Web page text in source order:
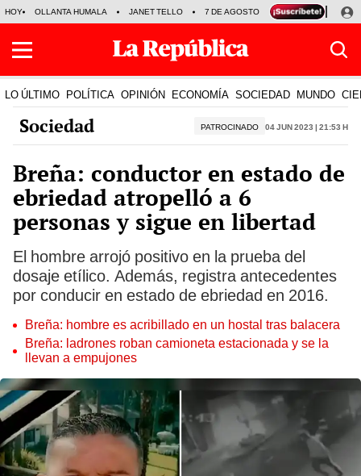
HOY OLLANTA HUMALA JANET TELLO 7 DE AGOSTO TINKA RESULTADOS
LO ÚLTIMO POLÍTICA OPINIÓN ECONOMÍA SOCIEDAD MUNDO
Sociedad PATROCINADO 04 Jun 2023 | 21:53 h
Breña: conductor en estado de
ebriedad atropelló a 6
personas y sigue en libertad
El hombre arrojó positivo en la prueba del
dosaje etílico. Además, registra antecedentes
por conducir en estado de ebriedad en 2016.
Breña: hombre es acribillado en un hostal tras balacera
Breña: ladrones roban camioneta estacionada y se la
llevan a empujones